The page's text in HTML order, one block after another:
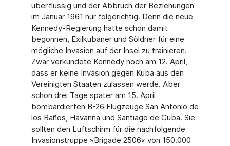
überflüssig und der Abbruch der Beziehungen
im Januar 1961 nur folgerichtig. Denn die neue
Kennedy-Regierung hatte schon damit
begonnen, Exilkubaner und Söldner für eine
mögliche Invasion auf der Insel zu trainieren.
Zwar verkündete Kennedy noch am 12. April,
dass er keine Invasion gegen Kuba aus den
Vereinigten Staaten zulassen werde. Aber
schon drei Tage später am 15. April
bombardierten B-26 Flugzeuge San Antonio de
los Baños, Havanna und Santiago de Cuba. Sie
sollten den Luftschirm für die nachfolgende
Invasionstruppe »Brigade 2506« von 150.000